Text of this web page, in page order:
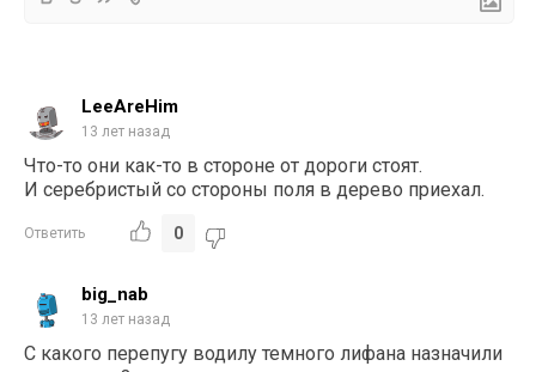
LeeAreHim
13 лет назад
Что-то они как-то в стороне от дороги стоят.
И серебристый со стороны поля в дерево приехал.
Ответить 0
big_nab
13 лет назад
С какого перепугу водилу темного лифана назначили